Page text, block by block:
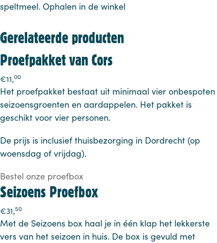
speltmeel. Ophalen in de winkel
Gerelateerde producten
Proefpakket van Cors
€11,00
Het proefpakket bestaat uit minimaal vier onbespoten
seizoensgroenten en aardappelen. Het pakket is
geschikt voor vier personen.
De prijs is inclusief thuisbezorging in Dordrecht (op
woensdag of vrijdag).
Bestel onze proefbox
Seizoens Proefbox
€31,50
Met de Seizoens box haal je in één klap het lekkerste
vers van het seizoen in huis. De box is gevuld met